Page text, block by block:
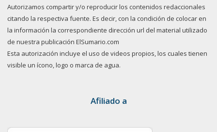
Autorizamos compartir y/o reproducir los contenidos redaccionales
citando la respectiva fuente. Es decir, con la condición de colocar en
la información la correspondiente dirección url del material utilizado
de nuestra publicación ElSumario.com
Esta autorización incluye el uso de videos propios, los cuales tienen
visible un ícono, logo o marca de agua.
Afiliado a